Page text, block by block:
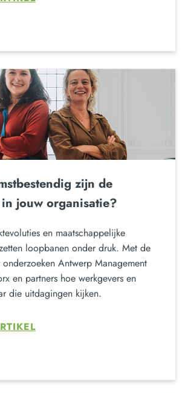
zijn de
jouw organisatie?
en maatschappelijke
loopbanen onder druk. Met de
Antwerp Management
en partners hoe werkgevers en
die uitdagingen kijken.